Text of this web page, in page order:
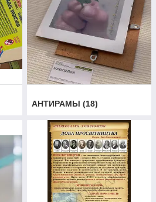
АНТИРАМЫ (18)